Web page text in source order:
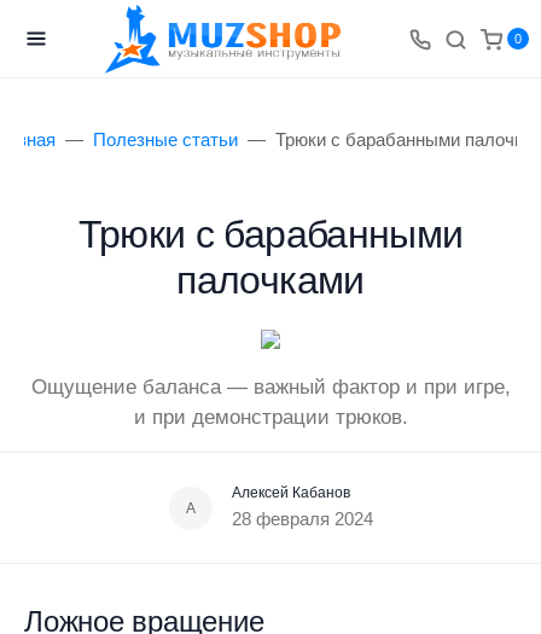
0
Полезные статьи Трюки с барабанными
Трюки с барабанными
палочками
Ощущение баланса — важный фактор и при игре,
и при демонстрации трюков.
А
Алексей Кабанов
28 февраля 2024
Ложное вращение